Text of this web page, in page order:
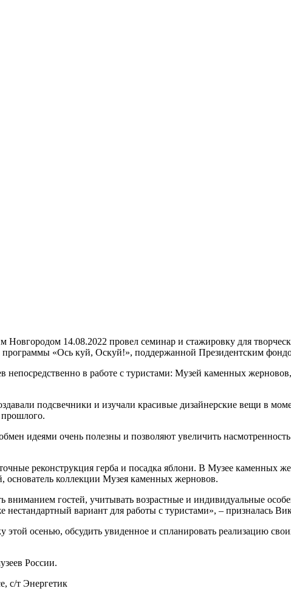
14.08.2022 провел семинар и стажировку для
программы «Ось куй, Оскуй!», поддержанной Президентским
непосредственно в работе с туристами: Музей каменных
подсвечники и изучали красивые дизайнерские вещи в
прошлого.
идеями очень полезны и позволяют увеличить
реконструкция герба и посадка яблони. В Музее каменных
коллекции Музея каменных жерновов.
вниманием гостей, учитывать возрастные и индивидуальные
нестандартный вариант для работы с туристами», – призналась
этой осенью, обсудить увиденное и спланировать реализацию
России.
с/т Энергетик